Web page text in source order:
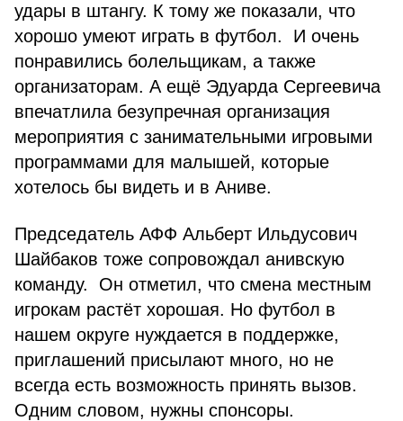
удары в штангу. К тому же показали, что
хорошо умеют играть в футбол. И очень
понравились болельщикам, а также
организаторам. А ещё Эдуарда Сергеевича
впечатлила безупречная организация
мероприятия с занимательными игровыми
программами для малышей, которые
хотелось бы видеть и в Аниве.
Председатель АФФ Альберт Ильдусович
Шайбаков тоже сопровождал анивскую
команду. Он отметил, что смена местным
игрокам растёт хорошая. Но футбол в
нашем округе нуждается в поддержке,
приглашений присылают много, но не
всегда есть возможность принять вызов.
Одним словом, нужны спонсоры.